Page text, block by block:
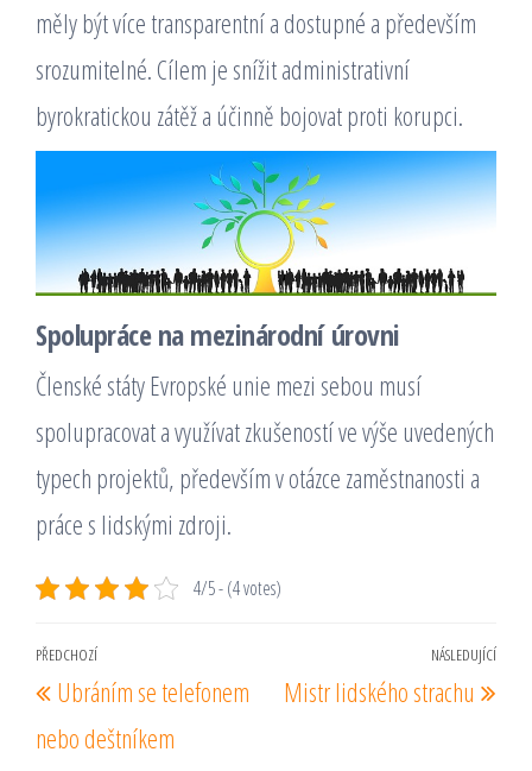
měly být více transparentní a dostupné a především
srozumitelné. Cílem je snížit administrativní
byrokratickou zátěž a účinně bojovat proti korupci.
Spolupráce na mezinárodní úrovni
Členské státy Evropské unie mezi sebou musí
spolupracovat a využívat zkušeností ve výše uvedených
typech projektů, především v otázce zaměstnanosti a
práce s lidskými zdroji.
4/5 - (4 votes)
Navigace
pro
příspěvek
Předchozí
příspěvek
PŘEDCHOZÍ
Ubráním se telefonem
nebo deštníkem
NÁSLEDUJÍCÍ
Mistr lidského strachu